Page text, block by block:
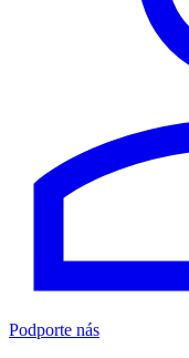
Podporte nás